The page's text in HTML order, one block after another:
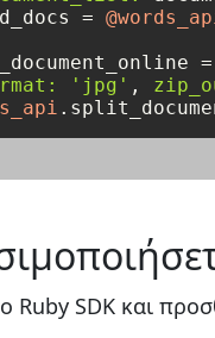
=
=
'jpg' ,
Ruby SDK και